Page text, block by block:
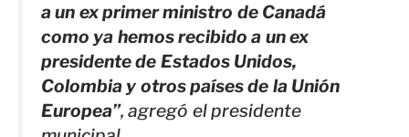
a un ex primer ministro de Canadá
como ya hemos recibido a un ex
presidente de Estados Unidos,
Colombia y otros países de la Unión
Europea”, agregó el presidente